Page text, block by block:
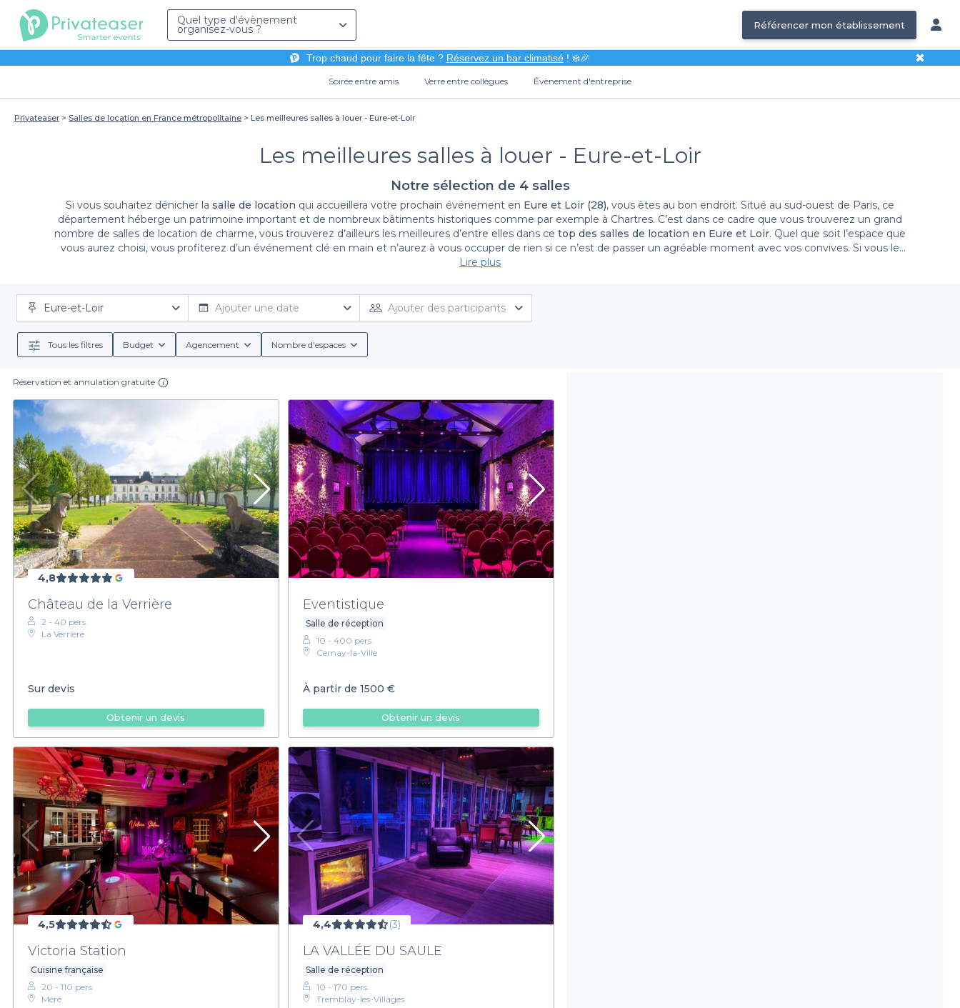
Quel type d'évènement
organisez-vous ? Référencer mon établissement
Trop chaud pour faire la fête ? Réservez un bar climatisé! ❄️🎉 ✖
Soirée entre amis Verre entre collègues Évènement d'entreprise
Privateaser Salles de location en France métropolitaine Les meilleures salles à louer - Eure-et-Loir
Les meilleures salles à louer - Eure-et-Loir
Notre sélection de 4 salles
Si vous souhaitez dénicher la salle de location qui accueillera votre prochain événement en Eure et Loir (28), vous êtes au bon endroit. Situé au sud-ouest de Paris, ce
département héberge un patrimoine important et de nombreux bâtiments historiques comme par exemple à Chartres. C’est dans ce cadre que vous trouverez un grand
nombre de salles de location de charme, vous trouverez d’ailleurs les meilleures d’entre elles dans ce top des salles de location en Eure et Loir. Quel que soit l’espace que
vous aurez choisi, vous profiterez d’un événement clé en main et n’aurez à vous occuper de rien si ce n’est de passer un agréable moment avec vos convives. Si vous le
désirez, vous pouvez faire appel à des prestataires pour la restauration ou encore pour les animations. Vous l’aurez compris, le département de l’Eure et Loir vous propose de
Lire plus
Eure-et-Loir Ajouter une date Ajouter des participants
Tous les filtres Budget Agencement Nombre d'espaces
Réservation et annulation gratuite
4,8
Château de la Verrière
2 - 40 pers.
La Verrière
Sur devis
Obtenir un devis
Eventistique
Salle de réception
10 - 400 pers.
Cernay-la-Ville
À partir de 1500 €
Obtenir un devis
4,5
Victoria Station
Cuisine française
20 - 110 pers.
Méré
4,4 (3)
LA VALLÉE DU SAULE
Salle de réception
10 - 170 pers.
Tremblay-les-Villages